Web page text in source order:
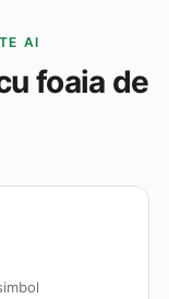
AI
foaia de